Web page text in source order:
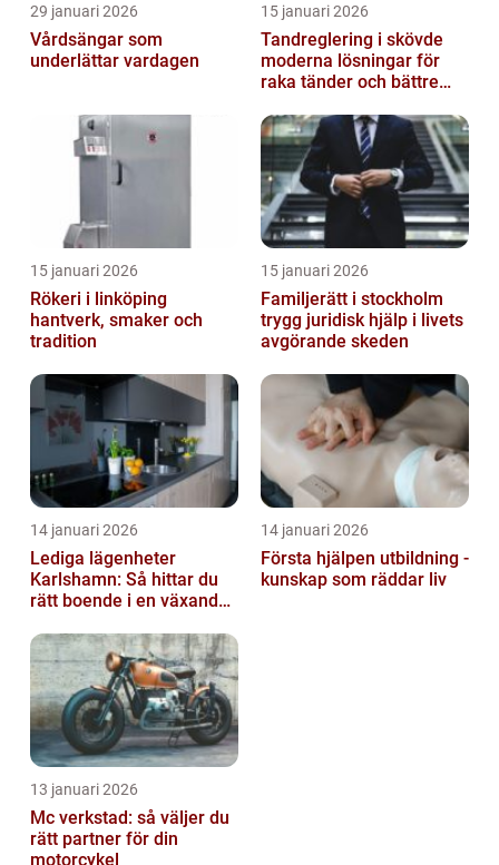
29 januari 2026
Vårdsängar som
underlättar vardagen
15 januari 2026
Tandreglering i skövde
moderna lösningar för
raka tänder och bättre
15 januari 2026
Rökeri i linköping
hantverk, smaker och
tradition
15 januari 2026
Familjerätt i stockholm
trygg juridisk hjälp i livets
avgörande skeden
14 januari 2026
Lediga lägenheter
Karlshamn: Så hittar du
rätt boende i en växande
14 januari 2026
Första hjälpen utbildning -
kunskap som räddar liv
13 januari 2026
Mc verkstad: så väljer du
rätt partner för din
motorcykel